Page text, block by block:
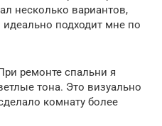
несколько вариантов,
подходит мне по
ремонте спальни я
тона. Это визуально
комнату более